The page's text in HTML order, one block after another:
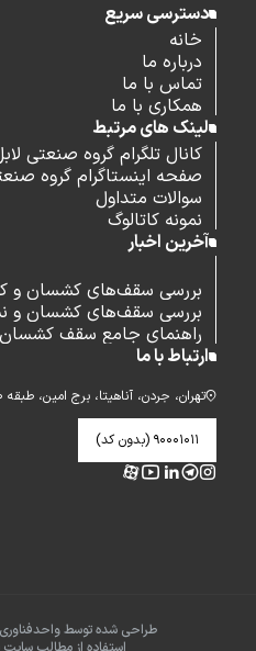
دسترسی سریع
خانه
درباره ما
تماس با ما
همکاری با ما
لینک های مرتبط
کانال تلگرام گروه صنعتی
صفحه اینستاگرام گروه
سوالات متداول
نمونه کاتالوگ
آخرین اخبار
بررسی سقف‌های کشسان و
بررسی سقف‌های کشسان و
راهنمای جامع سقف
ارتباط با ما
تهران، جردن، آناهیتا، برج امین، طبقه ۱۰
۹۰۰۰۱۰۱۱ (بدون کد)
طراحی شده توسط